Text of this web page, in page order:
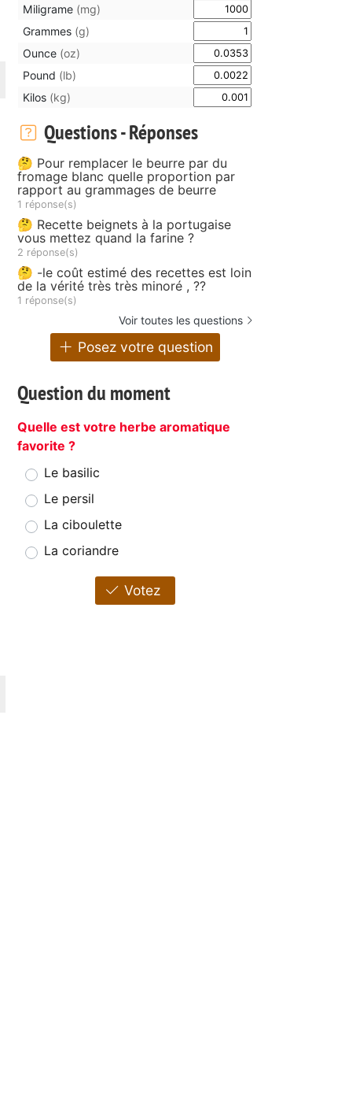
Miligrame (mg)
Grammes (g)
Ounce (oz)
Pound (lb)
Kilos (kg)
Questions - Réponses
🤔 Pour remplacer le beurre par du
fromage blanc quelle proportion par
rapport au grammages de beurre
1 réponse(s)
🤔 Recette beignets à la portugaise
vous mettez quand la farine ?
2 réponse(s)
🤔 -le coût estimé des recettes est loin
de la vérité très très minoré , ??
1 réponse(s)
Voir toutes les questions
Posez votre question
Question du moment
Quelle est votre herbe aromatique
favorite ?
Le basilic
Le persil
La ciboulette
La coriandre
Votez